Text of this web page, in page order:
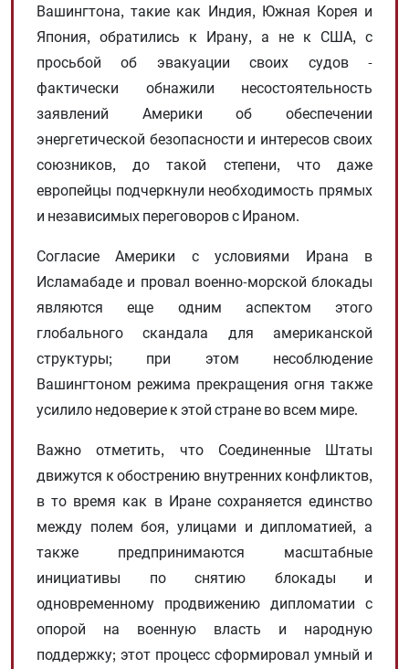
Вашингтона, такие как Индия, Южная Корея и
Япония, обратились к Ирану, а не к США, с
просьбой об эвакуации своих судов -
фактически обнажили несостоятельность
заявлений Америки об обеспечении
энергетической безопасности и интересов своих
союзников, до такой степени, что даже
европейцы подчеркнули необходимость прямых
и независимых переговоров с Ираном.
Согласие Америки с условиями Ирана в
Исламабаде и провал военно-морской блокады
являются еще одним аспектом этого
глобального скандала для американской
структуры; при этом несоблюдение
Вашингтоном режима прекращения огня также
усилило недоверие к этой стране во всем мире.
Важно отметить, что Соединенные Штаты
движутся к обострению внутренних конфликтов,
в то время как в Иране сохраняется единство
между полем боя, улицами и дипломатией, а
также предпринимаются масштабные
инициативы по снятию блокады и
одновременному продвижению дипломатии с
опорой на военную власть и народную
поддержку; этот процесс сформировал умный и